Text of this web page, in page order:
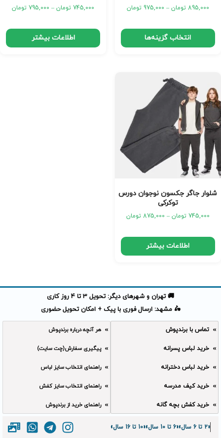
895,000 تومان –
975,000 تومان
انتخاب گزینه‌ها
745,000 تومان –
795,000 تومان
اطلاعات بیشتر
شلوار جاگر جکسون نوجوان دورس
توکرکی
745,000 تومان –
875,000 تومان
اطلاعات بیشتر
🚚 تهران و شهرهای دیگر: تحویل 3 تا 4 روز کاری
🛵 مشهد: ارسال فوری با پیک + امکان تحویل حضوری
تماس با برندپوش
خرید لباس پسرانه
خرید لباس دخترانه
خرید کیف مدرسه
خرید کفش بچه گانه
هر آنچه درباره برندپوش
پیگیری سفارش(چت سایت)
راهنمای انتخاب سایز لباس
راهنمای انتخاب سایز کفش
راهنمای خرید از برندپوش
«2 تا 6 سال» «6 تا 10 سال» «10 تا 16 سال»